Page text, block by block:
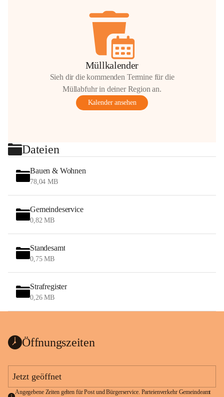
Müllkalender
Sieh dir die kommenden Termine für die
Müllabfuhr in deiner Region an.
Kalender ansehen
Dateien
Bauen & Wohnen
78,04 MB
Gemeindeservice
0,82 MB
Standesamt
0,75 MB
Strafregister
0,26 MB
Öffnungszeiten
Jetzt geöffnet
Angegebene Zeiten gelten für Post und Bürgerservice. Parteienverkehr Gemeindeamt